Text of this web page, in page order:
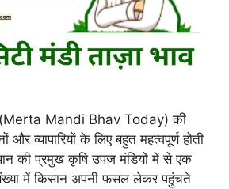
(Merta Mandi Bhav Today) की
और व्यापारियों के लिए बहुत महत्वपूर्ण होती
की प्रमुख कृषि उपज मंडियों में से एक
में किसान अपनी फसल लेकर पहुंचते